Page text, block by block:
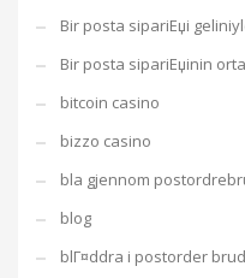
Bir posta sipariЕџi
Bir posta sipariЕџinin
bitcoin casino
bizzo casino
bla gjennom
blog
blГ¤ddra i postorder